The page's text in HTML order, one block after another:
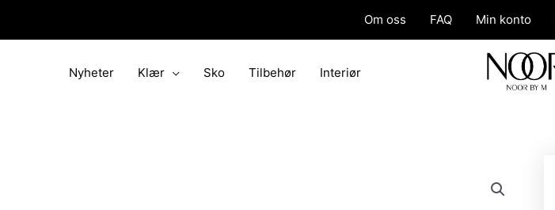
Om oss FAQ Min konto
Nyheter Klær Sko Tilbehør Interiør